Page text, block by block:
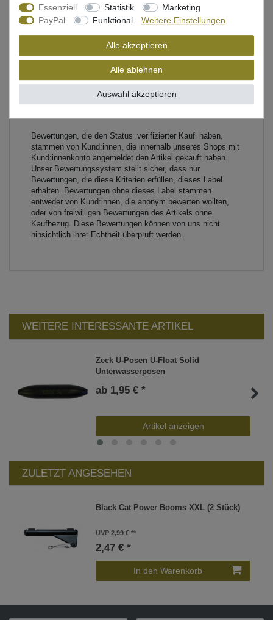
3
2
1
Rezensionen werden geladen...
Bewertungen, die den Status ‚verifizierter Kauf‘ haben,
stammen von Kund:innen, die innerhalb unseres Shops mit
Kund:innenkonto angemeldet den Artikel gekauft haben.
Unser Bewertungssystem stellt sicher, dass nur
Bewertungen, die diese Kriterien erfüllen, dieses Label
erhalten. Bewertungen ohne dieses Label stammen
entweder von Kund:innen, die anonym bewerten wollten,
oder von freiwilligen Bewertungen des Artikels ohne
Kaufbezug. Diese Bewertungen können von uns nicht
hinsichtlich ihrer Echtheit überprüft werden.
WEITERE INTERESSANTE ARTIKEL
Zeck U-Posen U-Float Solid
Unterwasserposen
ab 1,95 € *
Artikel anzeigen
ZULETZT ANGESEHEN
Black Cat Power Booms XXL (2 Stück)
UVP 2,99 €
2,47 € *
In den Warenkorb
Essenziell Statistik
Marketing
PayPal
Funktional Weitere Einstellungen
Alle akzeptieren
Alle ablehnen
Auswahl akzeptieren